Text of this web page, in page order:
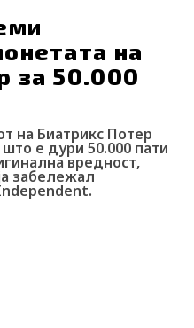
на
за 50.000
на Биатрикс Потер
е дури 50.000 пати
вредност,
забележал